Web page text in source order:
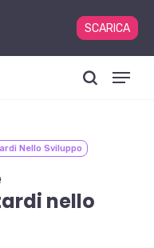
Menu
Nello Sviluppo
nello
SCARICA